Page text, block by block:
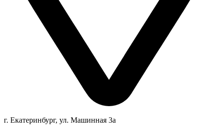
г. Екатеринбург, ул. Машинная 3а